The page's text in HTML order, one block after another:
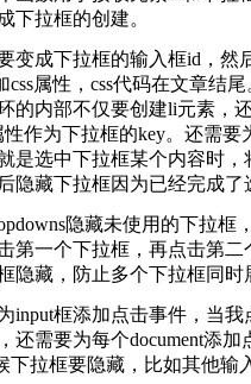
下拉框的创建。
变成下拉框的输入框id，然
css属性，css代码在文章结
的内部不仅要创建li元素，
性作为下拉框的key。还需要
是选中下拉框某个内容时
隐藏下拉框因为已经完成了
隐藏未使用的下拉框
第一个下拉框，再点击第二
隐藏，防止多个下拉框同时
input框添加点击事件，当我
还需要为每个document添
下拉框要隐藏，比如其他输